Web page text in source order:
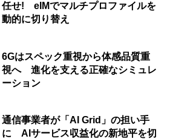
任せ! eIMでマルチプロファイルを
動的に切り替え
6Gはスペック重視から体感品質重
視へ 進化を支える正確なシミュレ
ーション
通信事業者が「AI Grid」の担い手
に AIサービス収益化の新地平を切